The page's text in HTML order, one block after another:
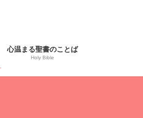
心温まる聖書のことば
Holy Bible